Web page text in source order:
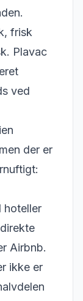
frisk
Plavac
ved
der er
Airbnb.
ikke er